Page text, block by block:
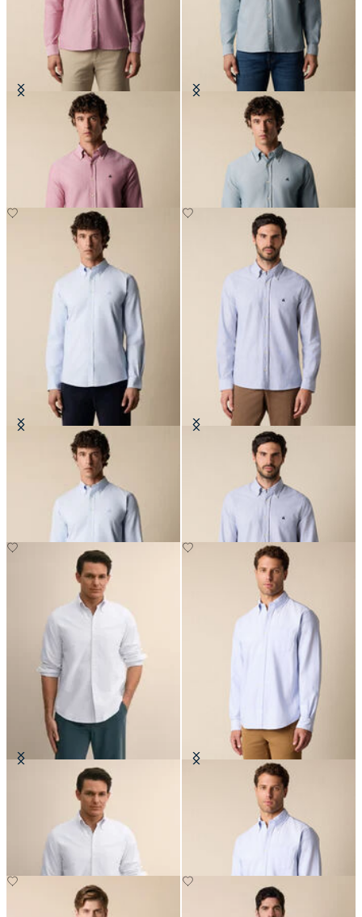
Camicia Slim Fit Oxford con Collo
Camicia Slim Fit Oxford con Collo
Camicia Slim Fit in Oxford Non-
Iron con Collo Button Down
Camicia Slim Fit Oxford con Collo
Camicia Regular Fit in Oxford con
Collo Button Down
Camicia Regular Fit Friday in
Oxford con Collo Button Down